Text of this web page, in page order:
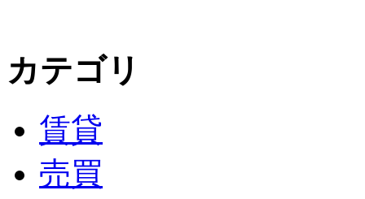
カテゴリ
賃貸
売買